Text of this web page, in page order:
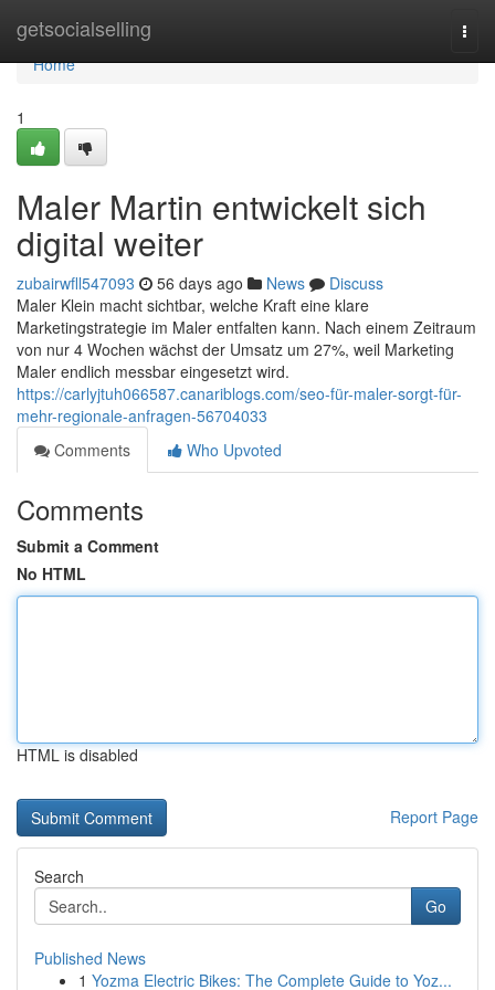
getsocialselling
Home
Home
1
Maler Martin entwickelt sich
digital weiter
zubairwfll547093 56 days ago News
Discuss
Maler Klein macht sichtbar, welche Kraft eine klare
Marketingstrategie im Maler entfalten kann. Nach einem Zeitraum
von nur 4 Wochen wächst der Umsatz um 27%, weil Marketing
Maler endlich messbar eingesetzt wird.
https://carlyjtuh066587.canariblogs.com/seo-für-maler-sorgt-für-
mehr-regionale-anfragen-56704033
Comments
Who Upvoted
Comments
Submit a Comment
No HTML
HTML is disabled
Report Page
Search
Go
Published News
1 Yozma Electric Bikes: The Complete Guide to Yoz...